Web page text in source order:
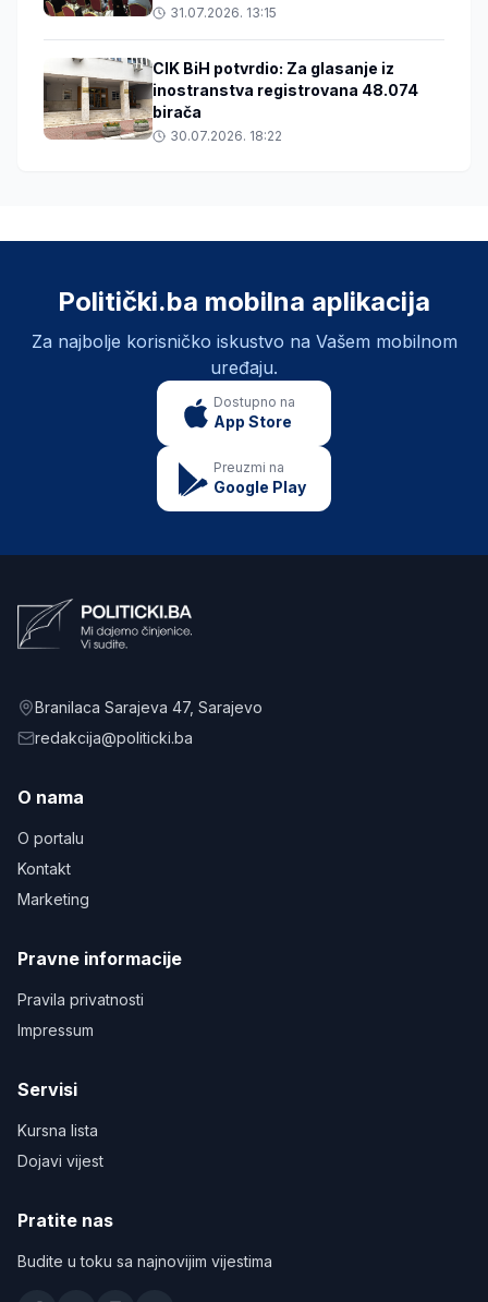
31.07.2026. 13:15
CIK BiH potvrdio: Za glasanje iz
inostranstva registrovana 48.074
birača
30.07.2026. 18:22
Politički.ba mobilna aplikacija
Za najbolje korisničko iskustvo na Vašem mobilnom
uređaju.
Dostupno na
App Store
Preuzmi na
Google Play
Branilaca Sarajeva 47, Sarajevo
redakcija@politicki.ba
O nama
O portalu
Kontakt
Marketing
Pravne informacije
Pravila privatnosti
Impressum
Servisi
Kursna lista
Dojavi vijest
Pratite nas
Budite u toku sa najnovijim vijestima